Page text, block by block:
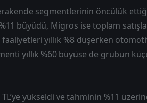
segmentlerinin öncülük
büyüdü, Migros ise toplam
faaliyetleri yıllık %8 düşerken
yıllık %60 büyüse de grubun
TL’ye yükseldi ve tahminin %11